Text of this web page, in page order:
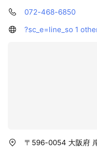
072-468-6850
?sc_e=line_so 1
〒596-0054 大阪府